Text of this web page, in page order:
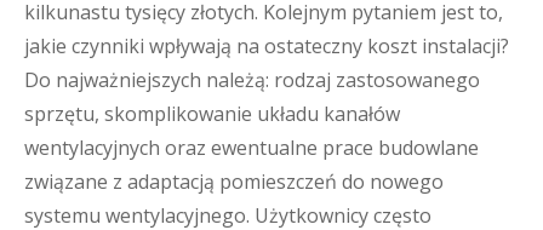
kilkunastu tysięcy złotych. Kolejnym pytaniem jest to,
jakie czynniki wpływają na ostateczny koszt instalacji?
Do najważniejszych należą: rodzaj zastosowanego
sprzętu, skomplikowanie układu kanałów
wentylacyjnych oraz ewentualne prace budowlane
związane z adaptacją pomieszczeń do nowego
systemu wentylacyjnego. Użytkownicy często